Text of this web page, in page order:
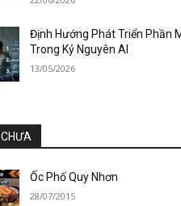
Định Hướng Phát Triển Phần
Trong Kỷ Nguyên AI
13/05/2026
Ốc Phố Quy Nhơn
28/07/2015